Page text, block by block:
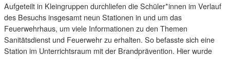
Aufgeteilt in Kleingruppen durchliefen die Schüler*innen im Verlauf
des Besuchs insgesamt neun Stationen in und um das
Feuerwehrhaus, um viele Informationen zu den Themen
Sanitätsdienst und Feuerwehr zu erhalten. So befasste sich eine
Station im Unterrichtsraum mit der Brandprävention. Hier wurde